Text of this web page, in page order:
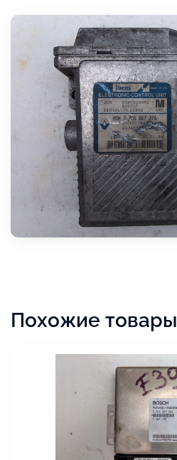
Похожие товары